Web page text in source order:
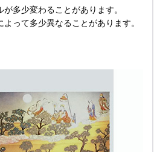
多少変わることがあります。
って多少異なることがあります。